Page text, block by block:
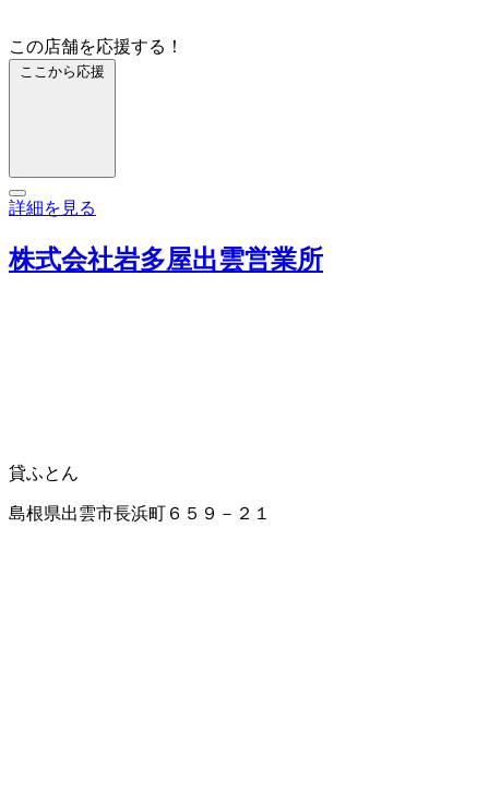
この店舗を応援する！
ここから応援
詳細を見る
株式会社岩多屋出雲営業所
貸ふとん
島根県出雲市長浜町６５９－２１